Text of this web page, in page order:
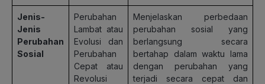
Jenis-
Jenis
Perubahan
Sosial
Perubahan
Lambat atau
Evolusi dan
Perubahan
Cepat atau
Revolusi
Menjelaskan perbedaan
perubahan sosial yang
berlangsung secara
bertahap dalam waktu lama
dengan perubahan yang
terjadi secara cepat dan